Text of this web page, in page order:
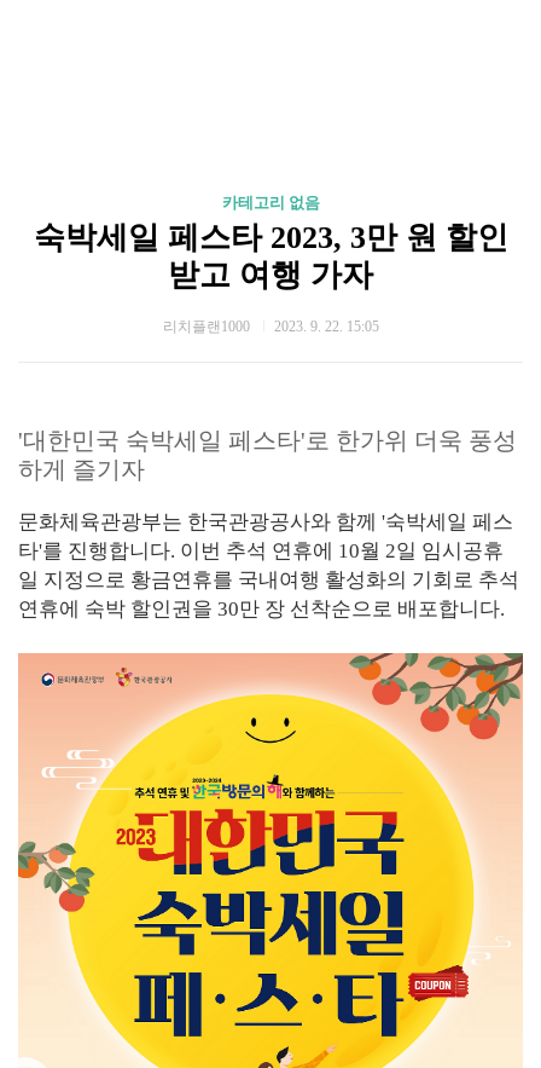
카테고리 없음
숙박세일 페스타 2023, 3만 원 할인
받고 여행 가자
리치플랜1000 2023. 9. 22. 15:05
'대한민국 숙박세일 페스타'로 한가위 더욱 풍성
하게 즐기자
문화체육관광부는 한국관광공사와 함께 '숙박세일 페스
타'를 진행합니다. 이번 추석 연휴에 10월 2일 임시공휴
일 지정으로 황금연휴를 국내여행 활성화의 기회로 추석
연휴에 숙박 할인권을 30만 장 선착순으로 배포합니다.